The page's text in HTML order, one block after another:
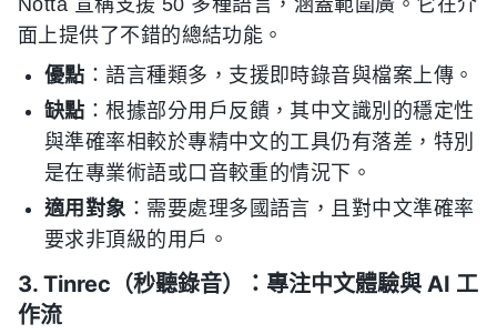
面上提供了不錯的總結功能。
優點 ：語言種類多，支援即時錄音與檔案上傳。
缺點 ：根據部分用戶反饋，其中文識別的穩定性
與準確率相較於專精中文的工具仍有落差，特別
是在專業術語或口音較重的情況下。
適用對象 ：需要處理多國語言，且對中文準確率
要求非頂級的用戶。
3. Tinrec（秒聽錄音）：專注中文體驗與 AI 工
作流